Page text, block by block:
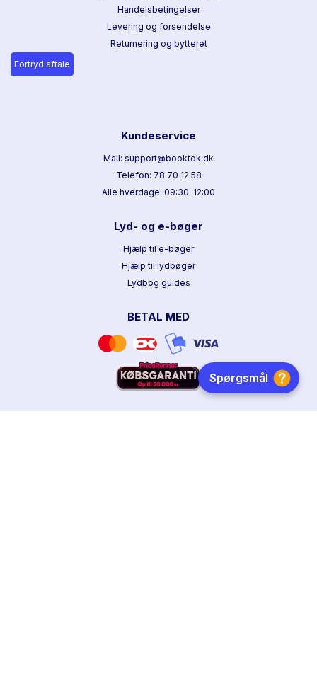
Handelsbetingelser
Levering og forsendelse
Returnering og bytteret
Fortryd aftale
Kundeservice
Mail: support@booktok.dk
Telefon: 78 70 12 58
Alle hverdage: 09:30-12:00
Lyd- og e-bøger
Hjælp til e-bøger
Hjælp til lydbøger
Lydbog guides
BETAL MED